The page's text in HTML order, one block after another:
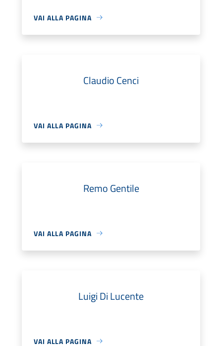
VAI ALLA PAGINA
Claudio Cenci
VAI ALLA PAGINA
Remo Gentile
VAI ALLA PAGINA
Luigi Di Lucente
VAI ALLA PAGINA